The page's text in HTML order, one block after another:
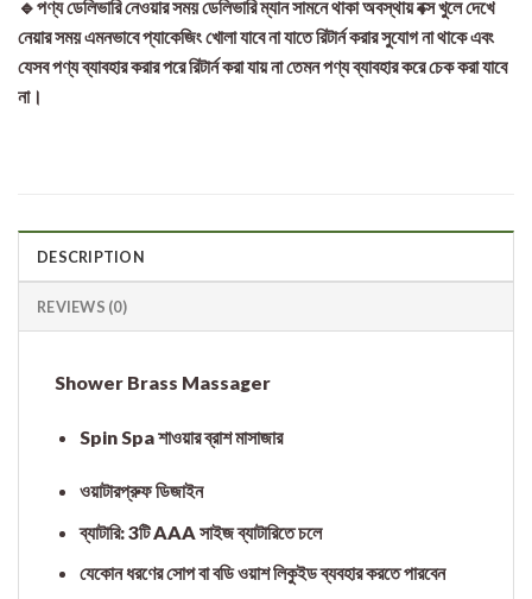
🔹পণ্য ডেলিভারি নেওয়ার সময় ডেলিভারি ম্যান সামনে থাকা অবস্থায় বক্স খুলে দেখে
নেয়ার সময় এমনভাবে প্যাকেজিং খোলা যাবে না যাতে রিটার্ন করার সুযোগ না থাকে এবং
যেসব পণ্য ব্যাবহার করার পরে রিটার্ন করা যায় না তেমন পণ্য ব্যাবহার করে চেক করা যাবে
না।
DESCRIPTION
REVIEWS (0)
Shower Brass Massager
Spin Spa শাওয়ার ব্রাশ মাসাজার
ওয়াটারপ্রুফ ডিজাইন
ব্যাটারি: 3টি AAA সাইজ ব্যাটারিতে চলে
যেকোন ধরণের সোপ বা বডি ওয়াশ লিকুইড ব্যবহার করতে পারবেন